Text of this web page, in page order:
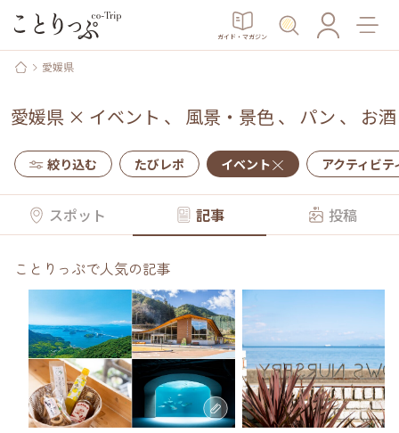
ガイド・マガジン
愛媛県
愛媛県× イベント 、 風景・景色、 パン 、 お酒
絞り込む たびレポ イベント アクティビテ
スポット 記事 投稿
ことりっぷで人気の記事